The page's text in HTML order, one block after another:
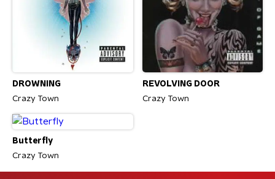
DROWNING
Crazy Town
REVOLVING DOOR
Crazy Town
Butterfly
Crazy Town